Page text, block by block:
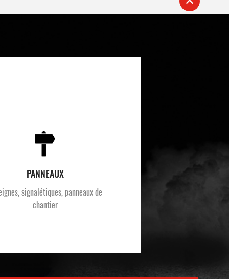
PANNEAUX
signalétiques, panneaux de
chantier